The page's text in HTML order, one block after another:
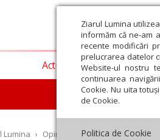
Ziarul Lumina
informăm că ne-am
recente modificări
prelucrarea datelor
Website-ul nostru
continuarea
Cookie. Nu uita
de Cookie.
Politica de Cookie
Actualitate religioasă
Lumina › Opinii Repere și idei ›